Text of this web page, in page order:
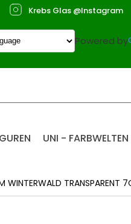
Krebs Glas @Instagram
Powered by
UNI - FARBWELTEN
WINTERWALD TRANSPARENT